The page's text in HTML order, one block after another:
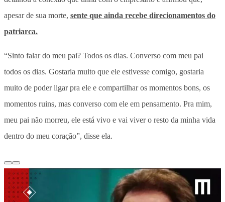
apesar de sua morte, sente que ainda recebe direcionamentos do
patriarca.
“Sinto falar do meu pai? Todos os dias. Converso com meu pai
todos os dias. Gostaria muito que ele estivesse comigo, gostaria
muito de poder ligar pra ele e compartilhar os momentos bons, os
momentos ruins, mas converso com ele em pensamento. Pra mim,
meu pai não morreu, ele está vivo e vai viver o resto da minha vida
dentro do meu coração”, disse ela.